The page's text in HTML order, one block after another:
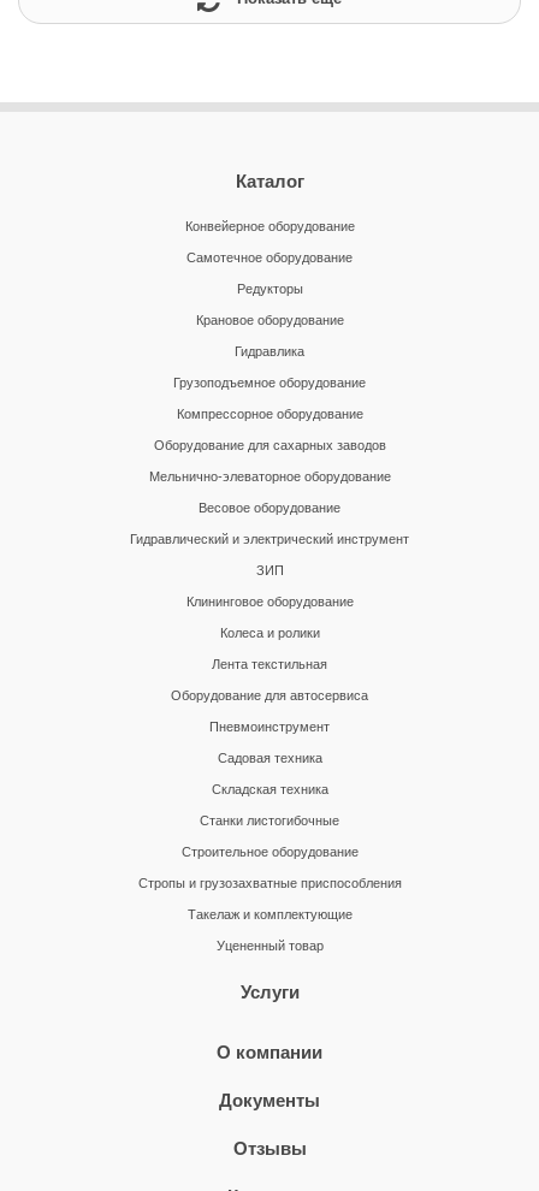
Каталог
Конвейерное оборудование
Самотечное оборудование
Редукторы
Крановое оборудование
Гидравлика
Грузоподъемное оборудование
Компрессорное оборудование
Оборудование для сахарных заводов
Мельнично-элеваторное оборудование
Весовое оборудование
Гидравлический и электрический инструмент
ЗИП
Клининговое оборудование
Колеса и ролики
Лента текстильная
Оборудование для автосервиса
Пневмоинструмент
Садовая техника
Складская техника
Станки листогибочные
Строительное оборудование
Стропы и грузозахватные приспособления
Такелаж и комплектующие
Уцененный товар
Услуги
О компании
Документы
Отзывы